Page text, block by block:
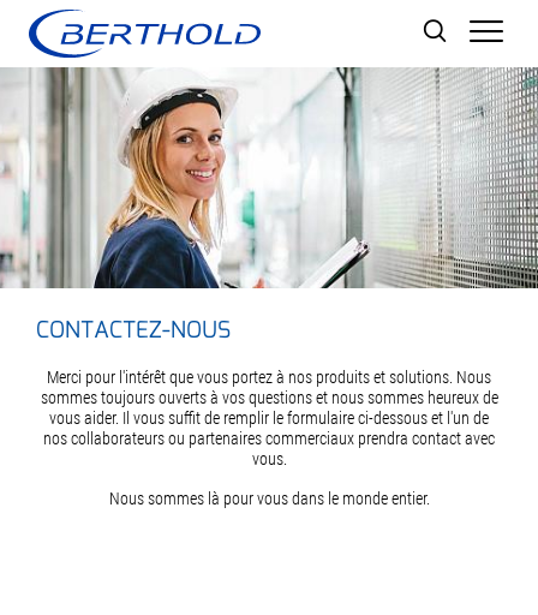
CONTACTEZ-NOUS
Merci pour l'intérêt que vous portez à nos produits et solutions. Nous
sommes toujours ouverts à vos questions et nous sommes heureux de
vous aider. Il vous suffit de remplir le formulaire ci-dessous et l'un de
nos collaborateurs ou partenaires commerciaux prendra contact avec
vous.
Nous sommes là pour vous dans le monde entier.